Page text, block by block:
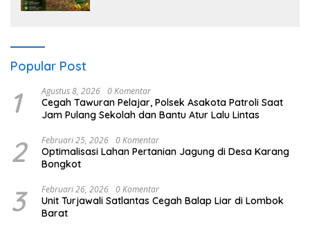
Popular Post
1 Agustus 8, 2026 0 Komentar
Cegah Tawuran Pelajar, Polsek Asakota Patroli Saat
Jam Pulang Sekolah dan Bantu Atur Lalu Lintas
2 Februari 25, 2026 0 Komentar
Optimalisasi Lahan Pertanian Jagung di Desa Karang
Bongkot
3 Februari 26, 2026 0 Komentar
Unit Turjawali Satlantas Cegah Balap Liar di Lombok
Barat